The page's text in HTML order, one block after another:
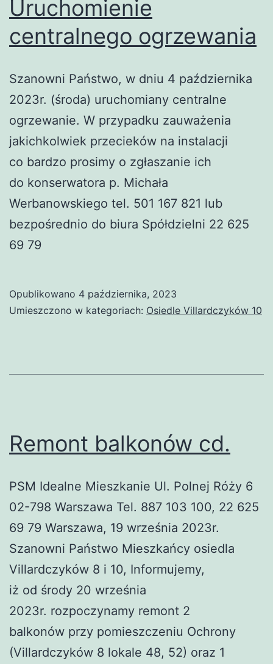
Uruchomienie
centralnego ogrzewania
Szanowni Państwo, w dniu 4 października
2023r. (środa) uruchomiany centralne
ogrzewanie. W przypadku zauważenia
jakichkolwiek przecieków na instalacji
co bardzo prosimy o zgłaszanie ich
do konserwatora p. Michała
Werbanowskiego tel. 501 167 821 lub
bezpośrednio do biura Spółdzielni 22 625
69 79
Opublikowano 4 października, 2023
Umieszczono w kategoriach: Osiedle Villardczyków 10
Remont balkonów cd.
PSM Idealne Mieszkanie Ul. Polnej Róży 6
02-798 Warszawa Tel. 887 103 100, 22 625
69 79 Warszawa, 19 września 2023r.
Szanowni Państwo Mieszkańcy osiedla
Villardczyków 8 i 10, Informujemy,
iż od środy 20 września
2023r. rozpoczynamy remont 2
balkonów przy pomieszczeniu Ochrony
(Villardczyków 8 lokale 48, 52) oraz 1